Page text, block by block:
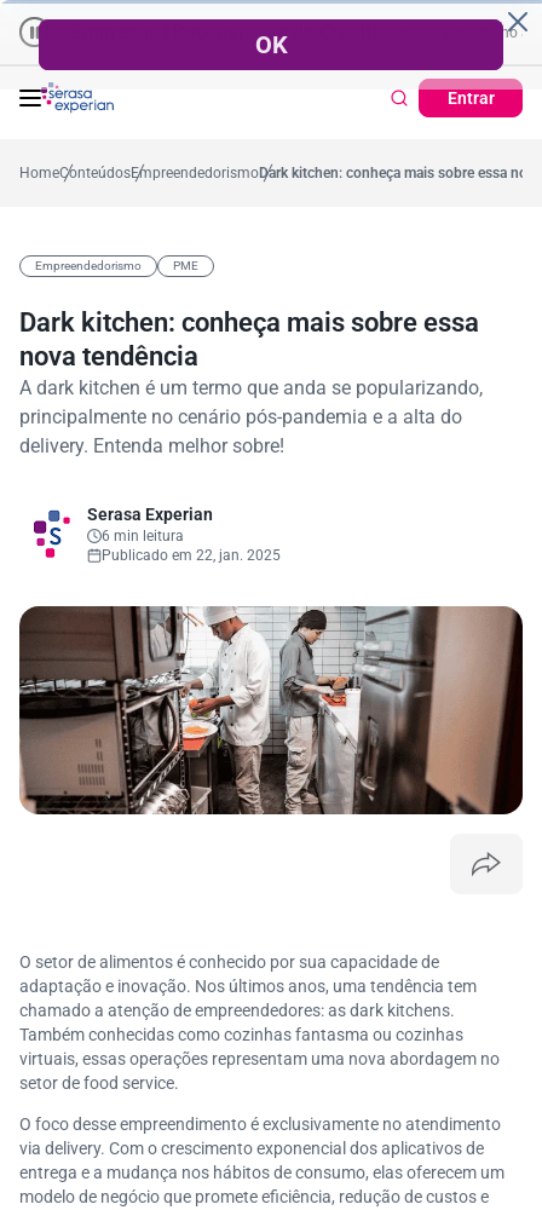
Empresas | Recuperação de Crédito Percentual médio no ano
Entrar
Cartão de Crédito | Cadastro
HomeConteúdosEmpreendedorismoDark kitchen: conheça mais sobre essa
Empreendedorismo PME
Dark kitchen: conheça mais sobre essa
nova tendência
A dark kitchen é um termo que anda se popularizando,
principalmente no cenário pós-pandemia e a alta do
delivery. Entenda melhor sobre!
Serasa Experian
6 min leitura
Publicado em 22, jan. 2025
O setor de alimentos é conhecido por sua capacidade de
adaptação e inovação. Nos últimos anos, uma tendência tem
chamado a atenção de empreendedores: as dark kitchens.
Também conhecidas como cozinhas fantasma ou cozinhas
virtuais, essas operações representam uma nova abordagem no
setor de food service.
O foco desse empreendimento é exclusivamente no atendimento
via delivery. Com o crescimento exponencial dos aplicativos de
entrega e a mudança nos hábitos de consumo, elas oferecem um
modelo de negócio que promete eficiência, redução de custos e